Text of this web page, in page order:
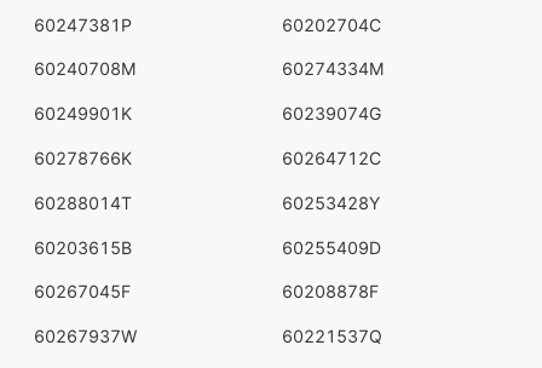
60247381P 60202704C
60240708M 60274334M
60249901K 60239074G
60278766K 60264712C
60288014T 60253428Y
60203615B 60255409D
60267045F 60208878F
60267937W 60221537Q